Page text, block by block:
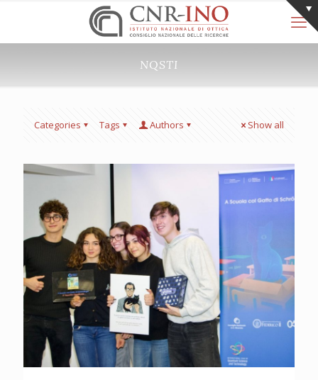
NQSTI
Categories Tags Authors Show all